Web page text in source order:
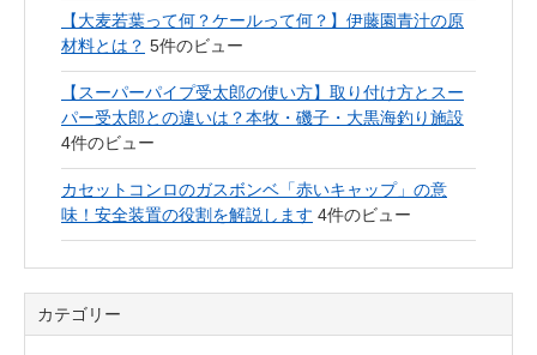
【大麦若葉って何？ケールって何？】伊藤園青汁の原
材料とは？ 5件のビュー
【スーパーパイプ受太郎の使い方】取り付け方とスー
パー受太郎との違いは？本牧・磯子・大黒海釣り施設
4件のビュー
カセットコンロのガスボンベ「赤いキャップ」の意
味！安全装置の役割を解説します 4件のビュー
カテゴリー